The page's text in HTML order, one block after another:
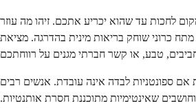
לחכות עד שהוא יכריע אתכם. זיהו מה עוזר
מתח כרוני שוחק בריאות מינית בהדרגה. מציאת
אם ספונטניות לבדה אינה עובדת. אנשים רבים
וחושבים שאינטימיות מתוכננת חסרת אותנטיות.